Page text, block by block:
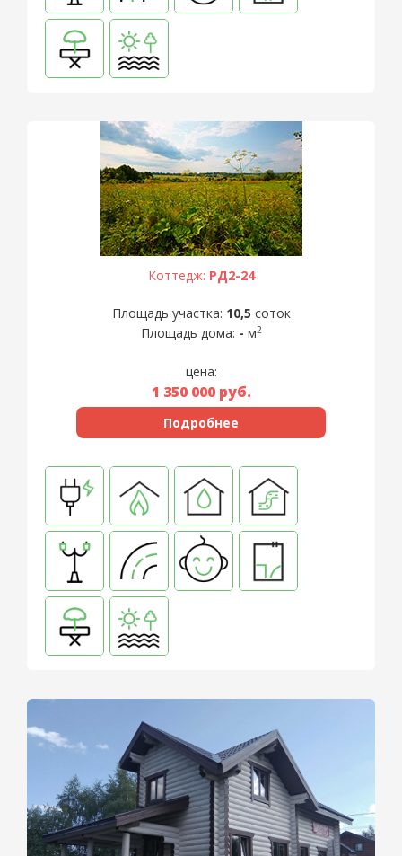
Коттедж: РД2-24
Площадь участка: 10,5 соток
Площадь дома: - м2
цена:
1 350 000руб.
Подробнее